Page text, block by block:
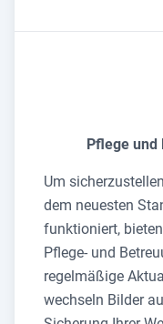
Pflege und
Um
dem neuesten
funktioniert,
Pflege- und
regelmäßige
wechseln Bilder